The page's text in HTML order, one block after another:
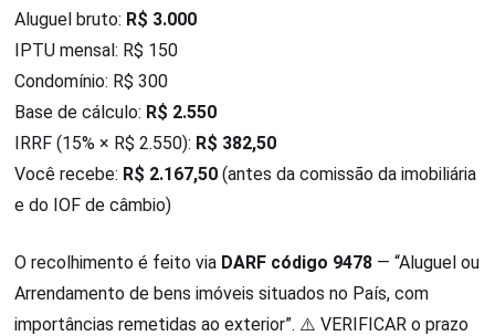
Aluguel bruto: R$ 3.000
IPTU mensal: R$ 150
Condomínio: R$ 300
Base de cálculo: R$ 2.550
IRRF (15% × R$ 2.550): R$ 382,50
Você recebe: R$ 2.167,50 (antes da comissão da imobiliária
e do IOF de câmbio)
O recolhimento é feito via DARF código 9478 — “Aluguel ou
Arrendamento de bens imóveis situados no País, com
importâncias remetidas ao exterior”. ⚠️ VERIFICAR o prazo